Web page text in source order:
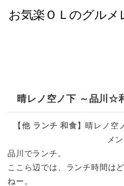
晴レノ空ノ下 ～品川☆
【他 ランチ 和食 】 晴レノ空
メ
品川でランチ。
ここら辺では、ランチ時間は
ねー。